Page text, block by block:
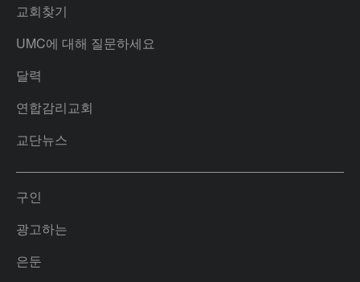
교회찾기
UMC에 대해 질문하세요
달력
연합감리교회
교단뉴스
구인
광고하는
은둔